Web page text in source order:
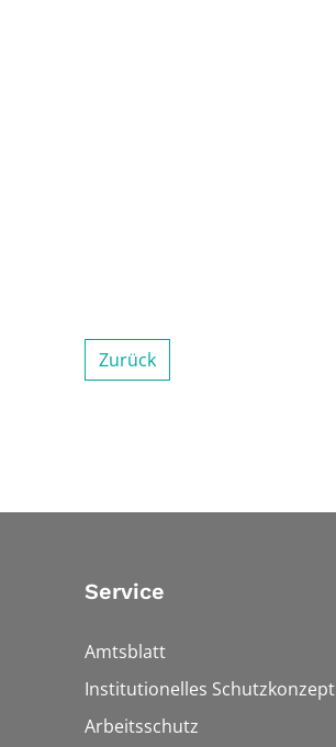
Zurück
Service
Amtsblatt
Institutionelles Schutzkonzept
Arbeitsschutz